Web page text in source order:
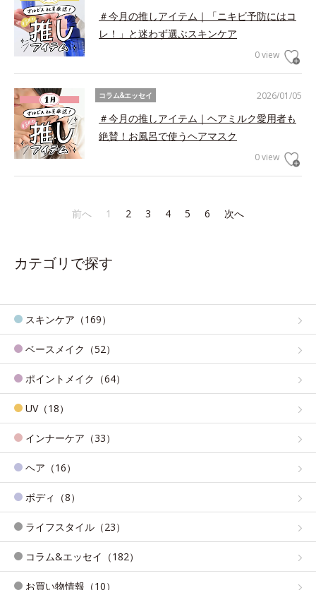
＃今月の推しアイテム｜「ニキビ予防にはコ
レ！」と迷わず選ぶスキンケア
0 view
2026/01/05
コラム&エッセイ
＃今月の推しアイテム｜ヘアミルク愛用者も
絶賛！お風呂で使うヘアマスク
0 view
前へ 1 2 3 4 5 6 次へ
カテゴリで探す
スキンケア（169）
ベースメイク（52）
ポイントメイク（64）
UV（18）
インナーケア（33）
ヘア（16）
ボディ（8）
ライフスタイル（23）
コラム&エッセイ（182）
お買い物情報（10）